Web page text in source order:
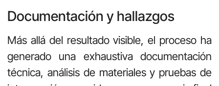
Documentación y hallazgos
Más allá del resultado visible, el proceso ha
generado una exhaustiva documentación
técnica, análisis de materiales y pruebas de